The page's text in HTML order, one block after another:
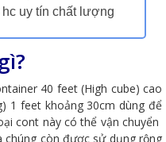
uy tín chất lượng
40 feet (High cube) cao
1 feet khoảng 30cm dùng để
cont này có thể vận chuyển
chúng còn được sử dụng rộng